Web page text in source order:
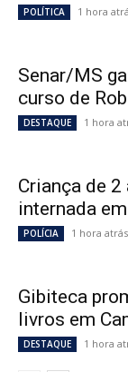
POLÍTICA 1 hora
Senar/MS
curso de
DESTAQUE 1 hora
Criança de
internada
POLÍCIA 1 hora atrás
Gibiteca
livros em
DESTAQUE 1 hora